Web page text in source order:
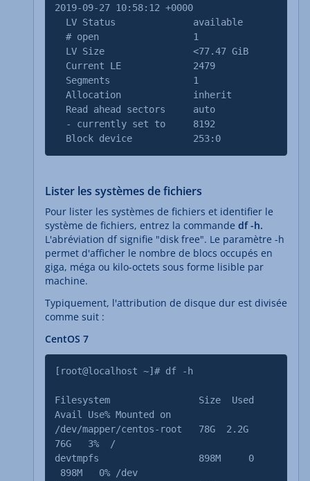
2019-09-27 10:58:12 +0000
LV Status available
# open 1
LV Size <77.47 GiB
Current LE 2479
Segments 1
Allocation inherit
Read ahead sectors auto
- currently set to 8192
Block device 253:0
Lister les systèmes de fichiers
Pour lister les systèmes de fichiers et identifier le
système de fichiers, entrez la commande df -h.
L'abréviation df signifie "disk free". Le paramètre -h
permet d'afficher le nombre de blocs occupés en
giga, méga ou kilo-octets sous forme lisible par
machine.
Typiquement, l'attribution de disque dur est divisée
comme suit :
CentOS 7
[root@localhost ~]# df -h
Filesystem Size Used
Avail Use% Mounted on
/dev/mapper/centos-root 78G 2.2G
76G 3% /
devtmpfs 898M 0
898M 0% /dev